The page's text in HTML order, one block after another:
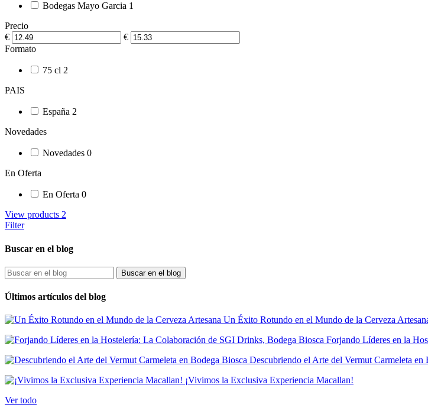
Bodegas Mayo Garcia 1
Precio
€
€
Formato
75 cl 2
PAIS
España 2
Novedades
Novedades 0
En Oferta
En Oferta 0
View products 2
Filter
Buscar en el blog
Buscar en el blog
Últimos artículos del blog
Un Éxito Rotundo en el Mundo de la Cerveza
Forjando Líderes en la
Descubriendo el Arte del Vermut Carmeleta en
¡Vivimos la Exclusiva Experiencia Macallan!
Ver todo